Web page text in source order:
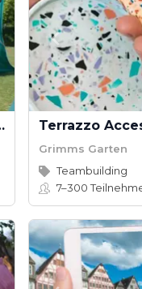
Treffer! Terrazzo
Grimms Garten
Teambuilding
7–300